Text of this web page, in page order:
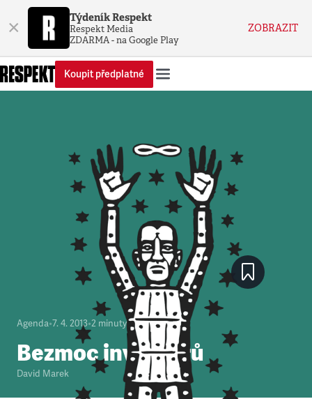
× Týdeník Respekt
Respekt Media
ZDARMA - na Google Play
ZOBRAZIT
Koupit předplatné
Agenda•7. 4. 2013•2 minuty
Bezmoc investorů
David Marek